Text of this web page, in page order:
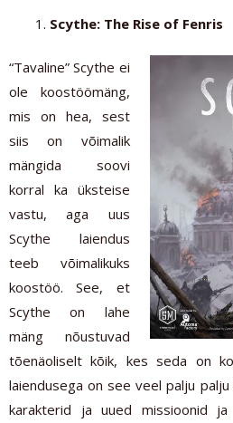
Scythe: The Rise of Fenris
“Tavaline” Scythe ei
ole koostöömäng,
mis on hea, sest
siis on võimalik
mängida soovi
korral ka üksteise
vastu, aga uus
Scythe laiendus
teeb võimalikuks
koostöö. See, et
Scythe on lahe
mäng nõustuvad
tõenäoliselt kõik, kes seda on
laiendusega on see veel palju
karakterid ja uued missioonid